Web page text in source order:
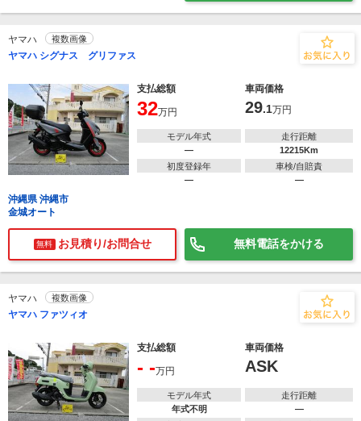
ヤマハ 複数画像
ヤマハ シグナス グリファス
支払総額 車両価格
32万円 29.1万円
モデル年式
―
走行距離
12215Km
初度登録年
―
車検/自賠責
―
沖縄県 沖縄市
金城オート
無料 お見積り/お問合せ 無料電話をかける
ヤマハ 複数画像
ヤマハ ファツィオ
支払総額 車両価格
- -万円 ASK
モデル年式
年式不明
走行距離
―